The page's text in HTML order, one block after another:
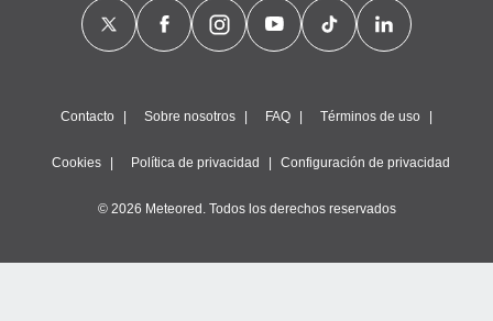
Contacto Sobre nosotros FAQ Términos de uso
Cookies Política de privacidad Configuración de privacidad
© 2026 Meteored. Todos los derechos reservados